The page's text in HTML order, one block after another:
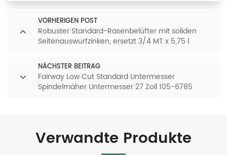
VORHERIGEN POST
Robuster Standard-Rasenbelüfter mit soliden
Seitenauswurfzinken, ersetzt 3/4 MT x 5,75 l
NÄCHSTER BEITRAG
Fairway Low Cut Standard Untermesser
Spindelmäher Untermesser 27 Zoll 105-6785
Verwandte Produkte